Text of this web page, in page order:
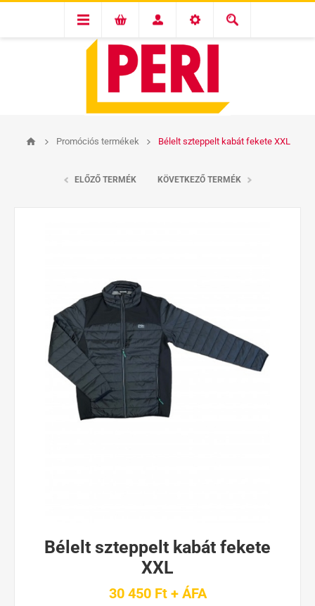
Promóciós termékek Bélelt szteppelt kabát fekete XXL
ELŐZŐ TERMÉK KÖVETKEZŐ TERMÉK
Bélelt szteppelt kabát fekete
XXL
30 450 Ft + ÁFA